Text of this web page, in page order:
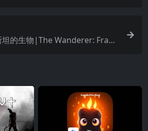
的生物|The Wanderer: Frank